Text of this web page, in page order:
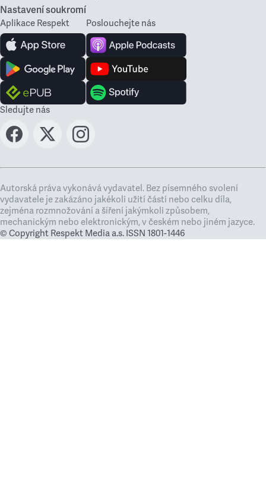
Nastavení soukromí
Aplikace Respekt Poslouchejte nás
Sledujte nás
Autorská práva vykonává vydavatel. Bez písemného svolení
vydavatele je zakázáno jakékoli užití částí nebo celku díla,
zejména rozmnožování a šíření jakýmkoli způsobem,
mechanickým nebo elektronickým, v českém nebo jiném jazyce.
© Copyright Respekt Media a.s. ISSN 1801-1446